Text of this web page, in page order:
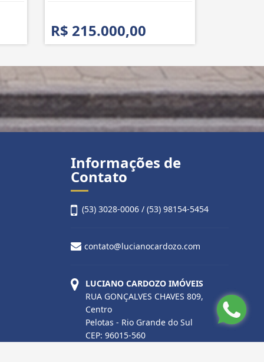
R$ 215.000,00
Informações de
Contato
(53) 3028-0006 / (53) 98154-5454
contato@lucianocardozo.com
LUCIANO CARDOZO IMÓVEIS
RUA GONÇALVES CHAVES 809,
Centro
Pelotas - Rio Grande do Sul
CEP: 96015-560